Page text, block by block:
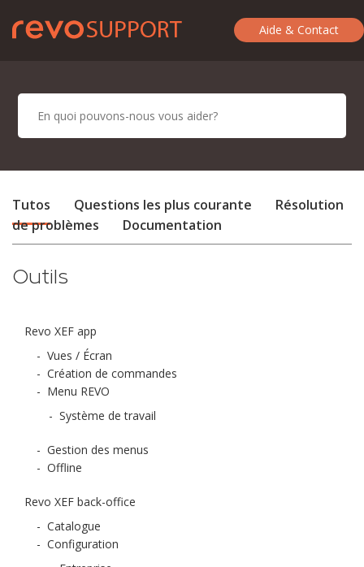
Aide & Contact
Tutos Questions les plus courante
Résolution
de problèmes
Documentation
Outils
Revo XEF app
- Vues / Écran
- Création de commandes
- Menu REVO
- Système de travail
- Gestion des menus
- Offline
Revo XEF back-office
- Catalogue
- Configuration